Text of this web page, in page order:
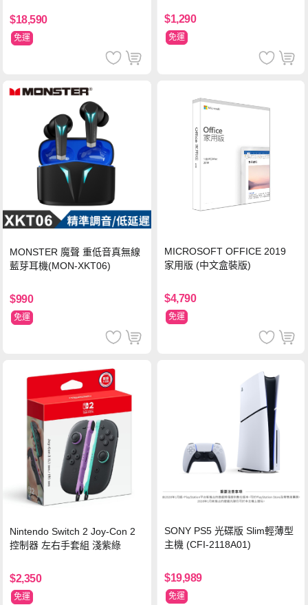
$18,590
免運
$1,290
免運
MONSTER 魔聲 重低音真無線
藍芽耳機(MON-XKT06)
$990
免運
MICROSOFT OFFICE 2019
家用版 (中文盒裝版)
$4,790
免運
Nintendo Switch 2 Joy-Con 2
控制器 左右手套組 淺紫綠
$2,350
免運
SONY PS5 光碟版 Slim輕薄型
主機 (CFI-2118A01)
$19,989
免運